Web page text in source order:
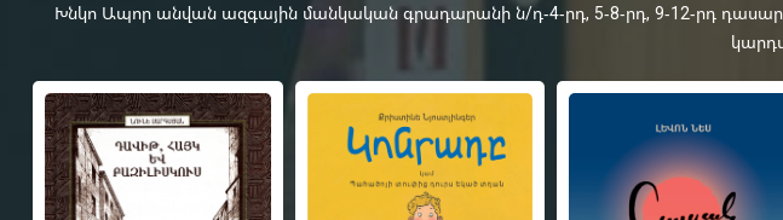
Խնկո Ապոր անվան ազգային մանկական գրադարանի ն/դ-4-րդ, 5-8-րդ, 9-12-րդ